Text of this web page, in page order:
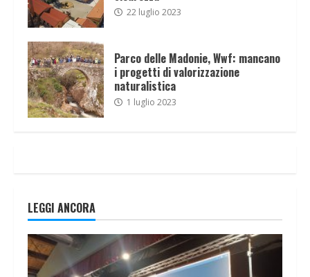
22 luglio 2023
Parco delle Madonie, Wwf: mancano
i progetti di valorizzazione
naturalistica
1 luglio 2023
LEGGI ANCORA